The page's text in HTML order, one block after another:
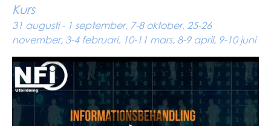
Kurs
31 augusti - 1 september, 7-8 oktober, 25-26
november, 3-4 februari, 10-11 mars, 8-9 april, 9-10 juni